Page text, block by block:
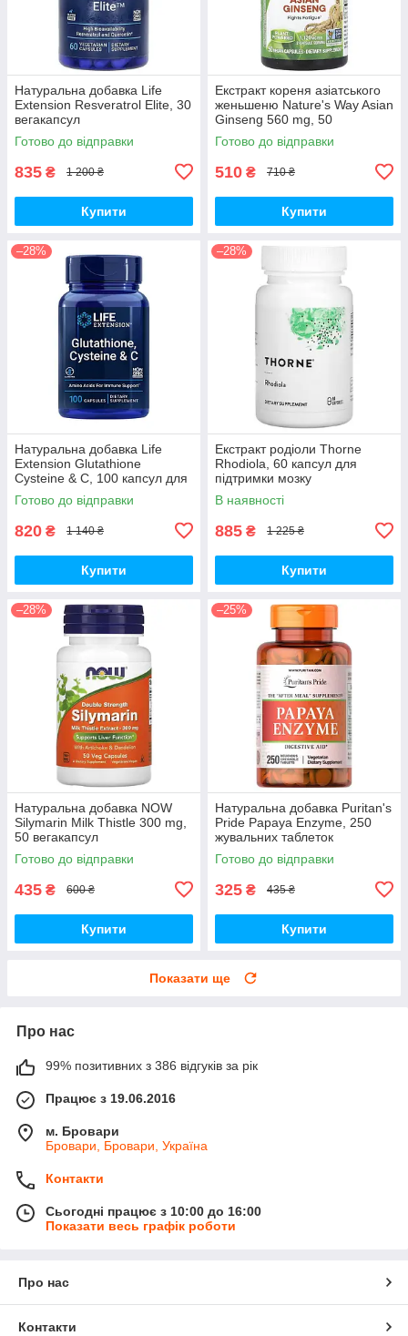
Натуральна добавка Life
Extension Resveratrol Elite, 30
вегакапсул
Готово до відправки
835 ₴ 1 200 ₴
Купити
Екстракт кореня азіатського
женьшеню Nature's Way Asian
Ginseng 560 mg, 50
вегакапсул для підвищення
життєвого тонусу
Готово до відправки
510 ₴ 710 ₴
Купити
–28%
Натуральна добавка Life
Extension Glutathione
Cysteine & C, 100 капсул для
підтримки імунної системи
Готово до відправки
820 ₴ 1 140 ₴
Купити
–28%
Екстракт родіоли Thorne
Rhodiola, 60 капсул для
підтримки мозку
В наявності
885 ₴ 1 225 ₴
Купити
–28%
Натуральна добавка NOW
Silymarin Milk Thistle 300 mg,
50 вегакапсул
Готово до відправки
435 ₴ 600 ₴
Купити
–25%
Натуральна добавка Puritan's
Pride Papaya Enzyme, 250
жувальних таблеток
Готово до відправки
325 ₴ 435 ₴
Купити
Показати ще
Про нас
99% позитивних з 386 відгуків за рік
Працює з 19.06.2016
м. Бровари
Бровари, Бровари, Україна
Контакти
Сьогодні працює з 10:00 до 16:00
Показати весь графік роботи
Про нас
Контакти